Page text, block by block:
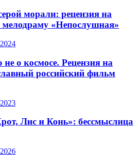
морали: рецензия на
мелодраму «Непослушная»
не о космосе. Рецензия на
российский фильм
Лис и Конь»: бессмыслица